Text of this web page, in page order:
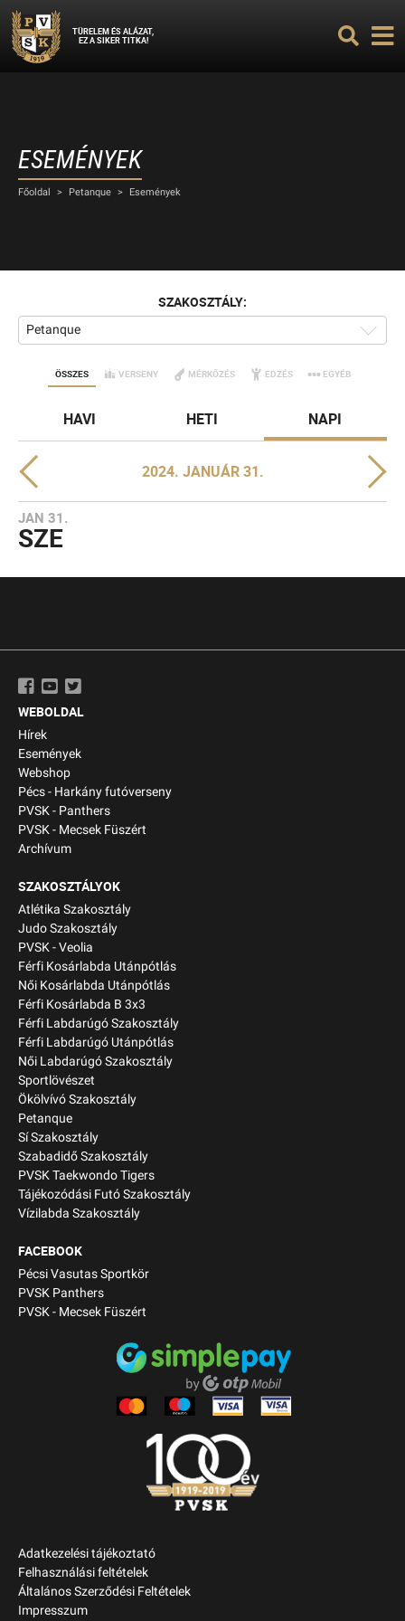
TÜRELEM ÉS ALÁZAT,
EZ A SIKER TITKA!
ESEMÉNYEK
Főoldal > Petanque > Események
SZAKOSZTÁLY:
Petanque
ÖSSZES VERSENY MÉRKŐZÉS EDZÉS EGYÉB
HAVI HETI NAPI
2024. JANUÁR 31.
JAN 31.
SZE
WEBOLDAL
Hírek
Események
Webshop
Pécs - Harkány futóverseny
PVSK - Panthers
PVSK - Mecsek Füszért
Archívum
SZAKOSZTÁLYOK
Atlétika Szakosztály
Judo Szakosztály
PVSK - Veolia
Férfi Kosárlabda Utánpótlás
Női Kosárlabda Utánpótlás
Férfi Kosárlabda B 3x3
Férfi Labdarúgó Szakosztály
Férfi Labdarúgó Utánpótlás
Női Labdarúgó Szakosztály
Sportlövészet
Ökölvívó Szakosztály
Petanque
Sí Szakosztály
Szabadidő Szakosztály
PVSK Taekwondo Tigers
Tájékozódási Futó Szakosztály
Vízilabda Szakosztály
FACEBOOK
Pécsi Vasutas Sportkör
PVSK Panthers
PVSK - Mecsek Füszért
Adatkezelési tájékoztató
Felhasználási feltételek
Általános Szerződési Feltételek
Impresszum